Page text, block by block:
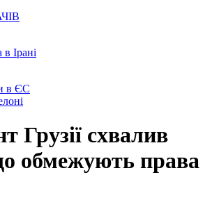
Ірані
в ЄС
Грузії схвалив
обмежують права